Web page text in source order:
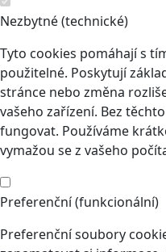
Nezbytné (technické)
Tyto cookies pomáhají s
použitelné. Poskytují
stránce nebo změna
vašeho zařízení. Bez
fungovat. Používáme
vymažou se z vašeho
Preferenční (funkcionální)
Preferenční soubory